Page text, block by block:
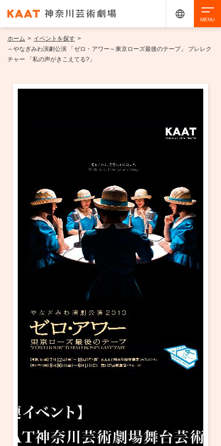
・ 館内サービス・アクセシビリティ
・ フロアマップ
・ レストラン/カフェ
・ 交通案内
施設を借りる
KAATについて
・ 施設概要
・ フロアマップ
・ レストラン/カフェ
ホーム > イベントを探す >
～やなぎみわ演劇公演 「ゼロ・アワー～東京ローズ最後のテープ」 プレレク
チャー 「私の声がきこえてる?」